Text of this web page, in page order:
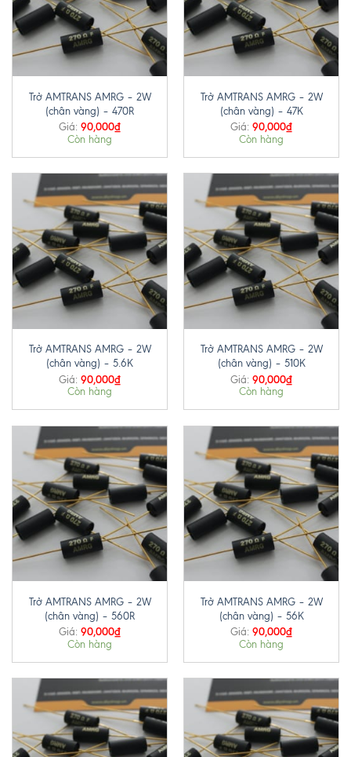
Trở AMTRANS AMRG – 2W
(chân vàng) – 470R
Giá: 90,000₫
Còn hàng
Trở AMTRANS AMRG – 2W
(chân vàng) – 47K
Giá: 90,000₫
Còn hàng
Trở AMTRANS AMRG – 2W
(chân vàng) – 5.6K
Giá: 90,000₫
Còn hàng
Trở AMTRANS AMRG – 2W
(chân vàng) – 510K
Giá: 90,000₫
Còn hàng
Trở AMTRANS AMRG – 2W
(chân vàng) – 560R
Giá: 90,000₫
Còn hàng
Trở AMTRANS AMRG – 2W
(chân vàng) – 56K
Giá: 90,000₫
Còn hàng